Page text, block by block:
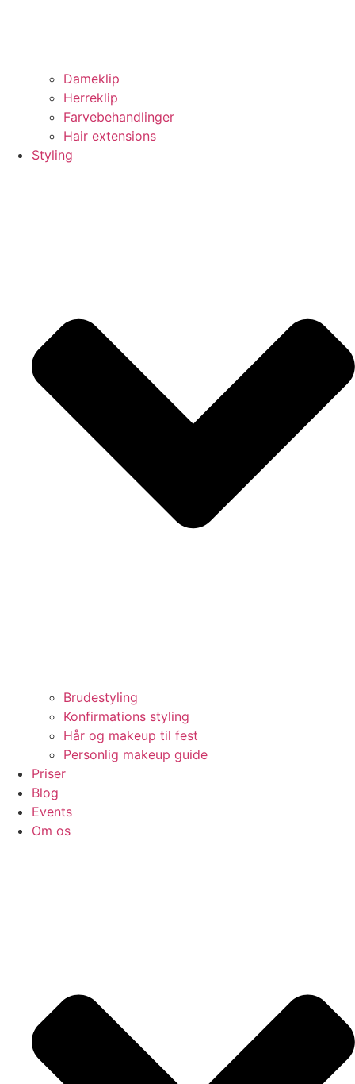
Dameklip
Herreklip
Farvebehandlinger
Hair extensions
Styling
Brudestyling
Konfirmations styling
Hår og makeup til fest
Personlig makeup guide
Priser
Blog
Events
Om os